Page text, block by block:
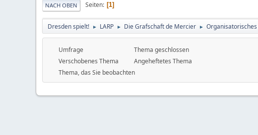
NACH OBEN Seiten 1
Dresden spielt! ► LARP ► Die Grafschaft de Mercier ► Organisatorisches
Umfrage
Verschobenes Thema
Thema geschlossen
Angeheftetes Thema
Thema, das Sie beobachten